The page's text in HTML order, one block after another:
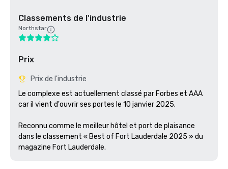
Classements de l'industrie
Northstar
Prix
Prix de l'industrie
Le complexe est actuellement classé par Forbes et AAA
car il vient d'ouvrir ses portes le 10 janvier 2025.
Reconnu comme le meilleur hôtel et port de plaisance
dans le classement « Best of Fort Lauderdale 2025 » du
magazine Fort Lauderdale.